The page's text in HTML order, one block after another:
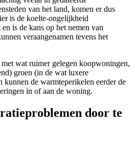
van het land, komen er dus
is de koelte-ongelijkheid
is de kans op het nemen van
veraangenamen tevens het
wat ruimer gelegen koopwoningen,
groen (in de wat luxere
de warmteperikelen eerder de
in of aan de woning.
door te